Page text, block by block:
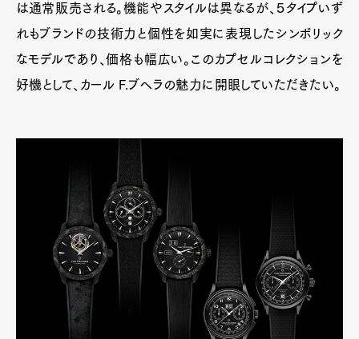
は通常販売される。機能やスタイルは異なるが、５タイプいず
れもブランドの技術力と個性を如実に表現したシンボリック
なモデルであり、価格も幅広い。このカプセルコレクションを
好機として、カール F.ブヘラの魅力に開眼していただきたい。